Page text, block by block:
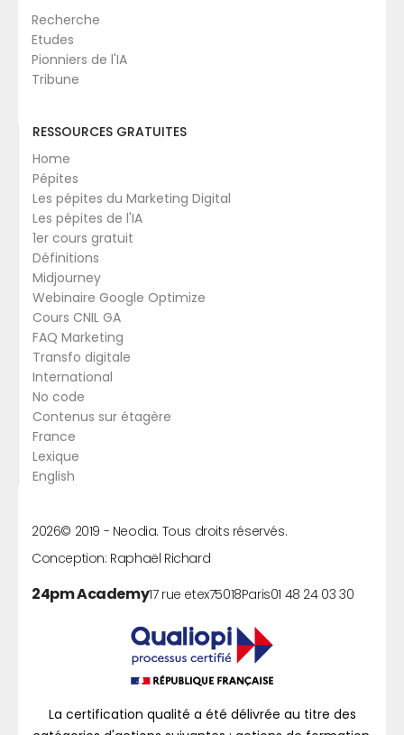
Recherche
Etudes
Pionniers de l'IA
Tribune
RESSOURCES GRATUITES
Home
Pépites
Les pépites du Marketing Digital
Les pépites de l'IA
1er cours gratuit
Définitions
Midjourney
Webinaire Google Optimize
Cours CNIL GA
FAQ Marketing
Transfo digitale
International
No code
Contenus sur étagère
France
Lexique
English
© 2019 -
2026
Neodia. Tous droits réservés.
Conception: Raphaël Richard
24pm Academy17 rue etex75018Paris01 48 24 03 30
La certification qualité a été délivrée au titre des